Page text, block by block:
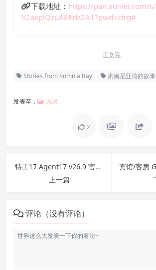
下载地址： https://pan.xunlei.com/
X2axplQzuA8KdzZA1?pwd=cfrg#
正文完
Stories from Somnia Bay 索姆尼亚湾的故事
发表至： 游戏
2
特工17 Agent17 v26.9 官方中文版 PC+安卓+赞助码
上一篇
评论（没有评论）